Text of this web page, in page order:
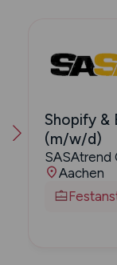
Shopify &
(m/w/d)
SASAtrend
Aachen